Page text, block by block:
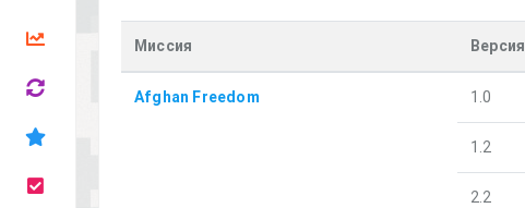
Миссия Версия
Afghan Freedom 1.0
1.2
2.2